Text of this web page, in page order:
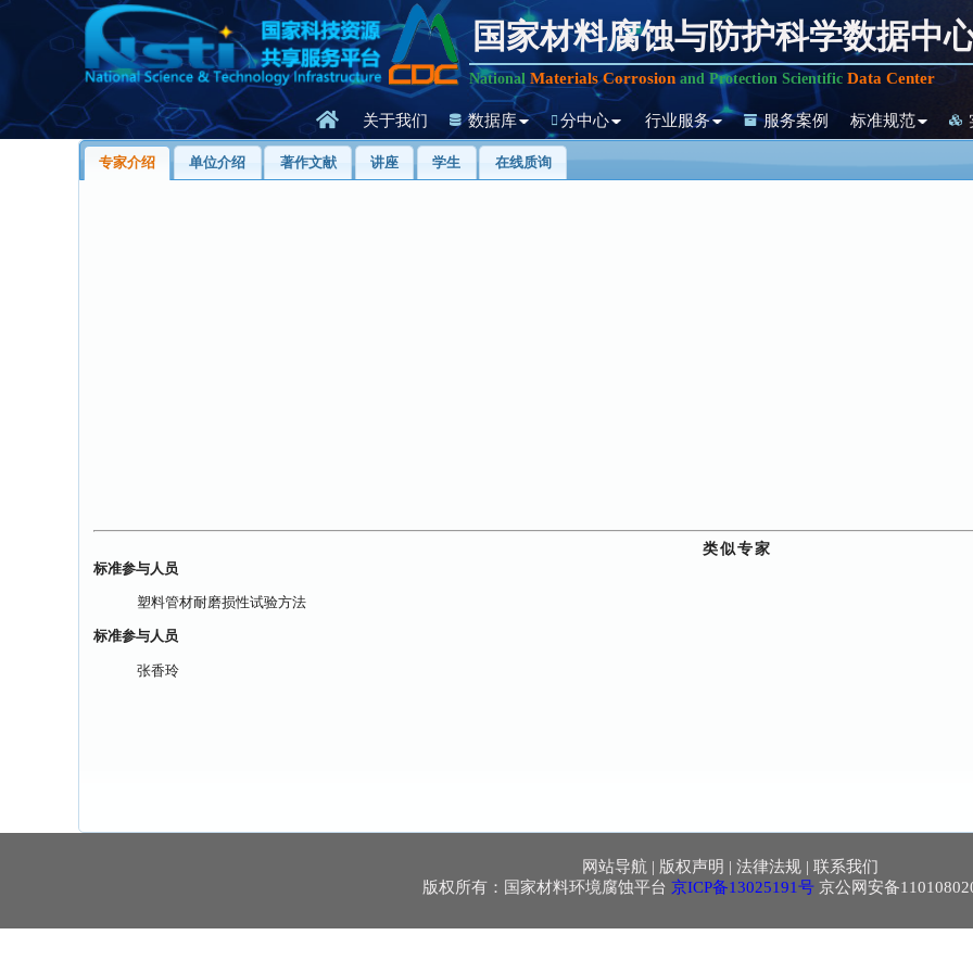
国家材料腐蚀与防护科学数据中
National Materials Corrosionand Protection Scientific Data Center
关于我们 数据库 分中心 行业服务 服务案例 标准规范
专家介绍 单位介绍 著作文献 讲座 学生 在线质询
类似专家
标准参与人员
塑料管材耐磨损性试验方法
标准参与人员
张香玲
网站导航 | 版权声明 | 法律法规| 联系我们
版权所有：国家材料环境腐蚀平台 京ICP备13025191号京公网安备